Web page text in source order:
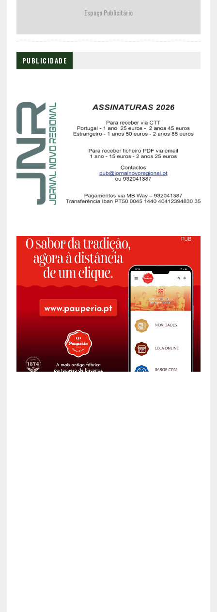
Espaço Publicitário
PUBLICIDADE